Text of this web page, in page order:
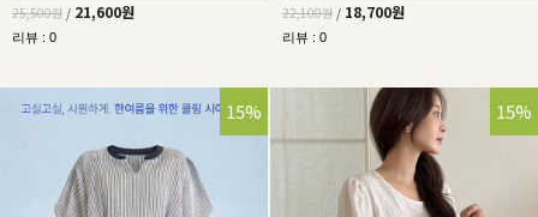
25,500원 / 21,600원
리뷰 : 0
22,100원 / 18,700원
리뷰 : 0
15% 15%